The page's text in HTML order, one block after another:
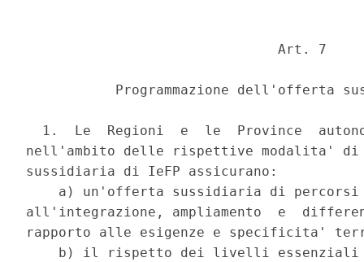
                               Art. 7
Programmazione dell'offerta
1.  Le  Regioni  e  le  Province
nell'ambito delle rispettive modalita' di
sussidiaria di IeFP assicurano:
a) un'offerta sussidiaria di
all'integrazione, ampliamento  e
rapporto alle esigenze e specificita'
b) il rispetto dei livelli